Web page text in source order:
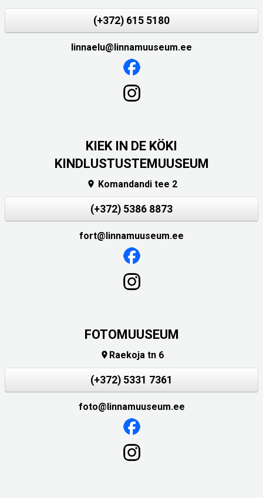
(+372) 615 5180
linnaelu@linnamuuseum.ee
KIEK IN DE KÖKI
KINDLUSTUSTEMUUSEUM
 Komandandi tee 2
(+372) 5386 8873
fort@linnamuuseum.ee
FOTOMUUSEUM
 Raekoja tn 6
(+372) 5331 7361
foto@linnamuuseum.ee